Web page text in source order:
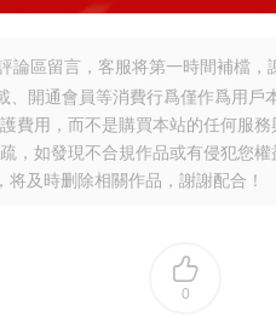
區留言，客服将第一時間補檔
開通會員等消費行爲僅作爲用戶
費用，而不是購買本站的任何服
，如發現不合規作品或有侵犯您
将及時删除相關作品，謝謝配合！
0